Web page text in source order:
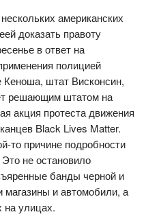
американских
доказать правоту
в ответ на
полицией
Кеноша, штат Висконсин,
решающим штатом на
акция протеста движения
Black Lives Matter.
то причине подробности
не остановило
банды черной и
и автомобили, а
на улицах.